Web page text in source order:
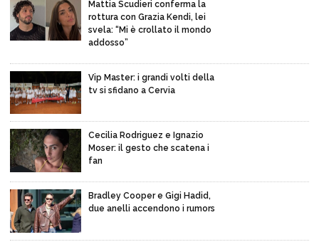
Mattia Scudieri conferma la
rottura con Grazia Kendi, lei
svela: “Mi è crollato il mondo
addosso”
Vip Master: i grandi volti della
tv si sfidano a Cervia
Cecilia Rodriguez e Ignazio
Moser: il gesto che scatena i
fan
Bradley Cooper e Gigi Hadid,
due anelli accendono i rumors